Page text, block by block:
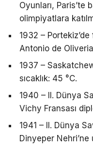
Oyunları, Paris’te
olimpiyatlara
1932 –
Antonio de
1937 –
sıcaklık: 45 °C.
1940 – II. Dünya
Vichy Fransası
1941 – II. Dünya
Dinyeper Nehri’ne